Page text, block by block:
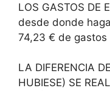
LOS GASTOS DE
desde donde
74,23 € de gastos
LA DIFERENCIA
HUBIESE) SE